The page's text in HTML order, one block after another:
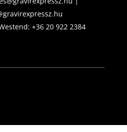
+36 20 922 2384